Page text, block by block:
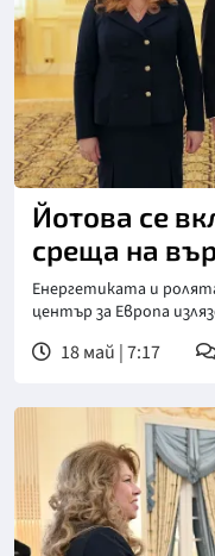
Йотова се
среща на
Енергетиката и
център за Европа
18 май | 7:17